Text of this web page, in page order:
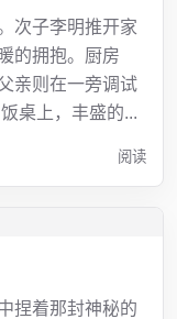
次子李明推开家
的拥抱。厨房
亲则在一旁调试
桌上，丰盛的...
阅读
捏着那封神秘的